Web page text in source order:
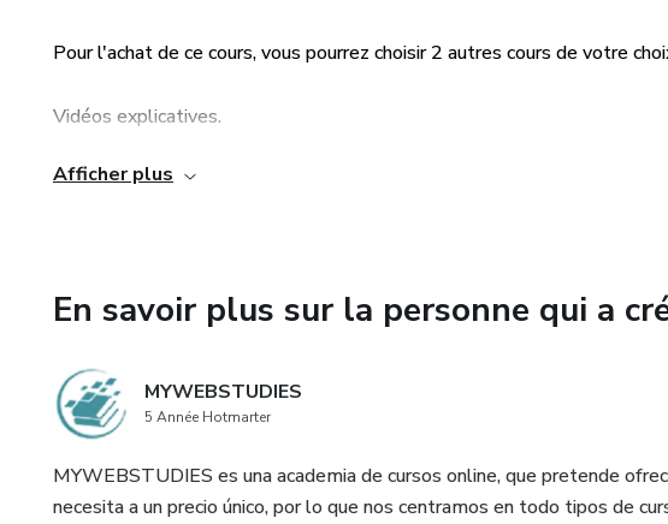
Pour l'achat de ce cours, vous pourrez choisir 2 autres cours de votre
Vidéos explicatives.
Test de connaissances.
Afficher plus
En savoir plus sur la personne qui a
MYWEBSTUDIES
5 Année Hotmarter
MYWEBSTUDIES es una academia de cursos online, que pretende
necesita a un precio único, por lo que nos centramos en todo tipos de